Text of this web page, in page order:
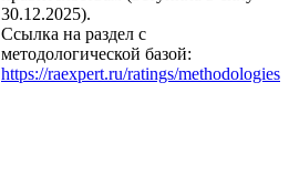
30.12.2025).
Ссылка на раздел с
методологической базой:
https://raexpert.ru/ratings/methodologies